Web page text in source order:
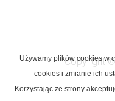
Copyright
Używamy plików cookies w
cookies i zmianie ich
Korzystając ze strony